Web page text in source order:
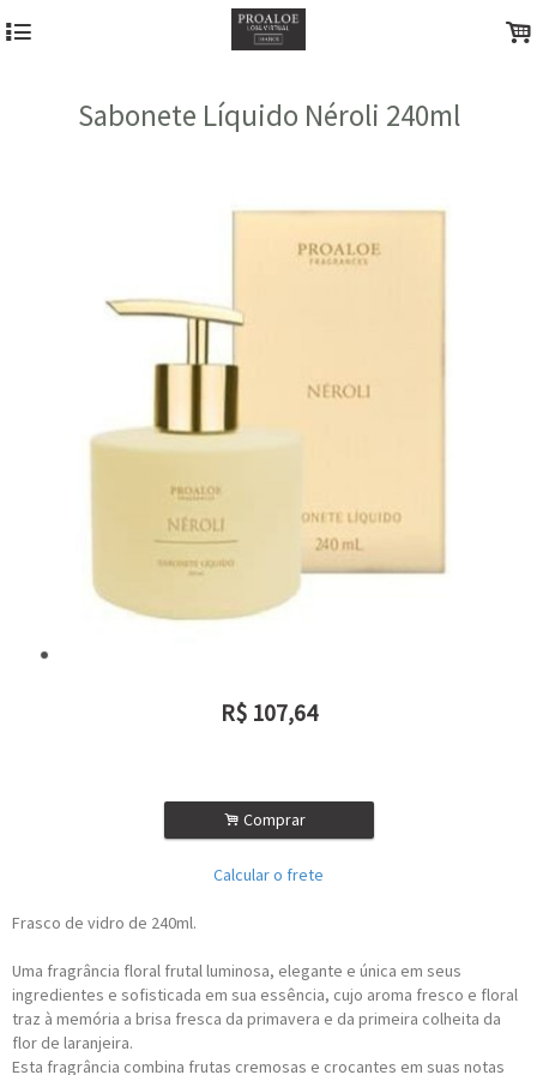
4 .
Sabonete Líquido Néroli 240ml
R$ 107,64
. Comprar
Calcular o frete
Frasco de vidro de 240ml.
Uma fragrância floral frutal luminosa, elegante e única em seus
ingredientes e sofisticada em sua essência, cujo aroma fresco e floral
traz à memória a brisa fresca da primavera e da primeira colheita da
flor de laranjeira.
Esta fragrância combina frutas cremosas e crocantes em suas notas